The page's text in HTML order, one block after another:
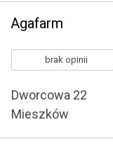
Agafarm
brak opinii
Dworcowa 22
Mieszków